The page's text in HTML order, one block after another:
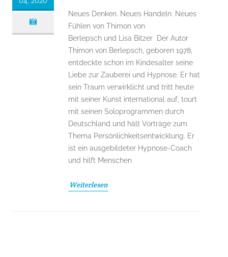
Neues Denken. Neues Handeln. Neues
Fühlen von Thimon von
Berlepsch und Lisa Bitzer Der Autor
Thimon von Berlepsch, geboren 1978,
entdeckte schon im Kindesalter seine
Liebe zur Zauberei und Hypnose. Er hat
sein Traum verwirklicht und tritt heute
mit seiner Kunst international auf, tourt
mit seinen Soloprogrammen durch
Deutschland und hält Vorträge zum
Thema Persönlichkeitsentwicklung. Er
ist ein ausgebildeter Hypnose-Coach
und hilft Menschen
Weiterlesen